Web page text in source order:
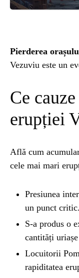
Pierderea
Vezuviu este un
Ce
erupției
Află cum
cele mai mari
Presiunea
un punct critic.
S-a produs o
cantități
Locuitorii
rapiditatea
POPULAR
Barajul
BLOG
Seriale